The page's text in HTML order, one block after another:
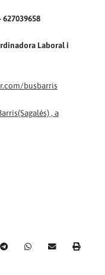
Laboral i
busbarris